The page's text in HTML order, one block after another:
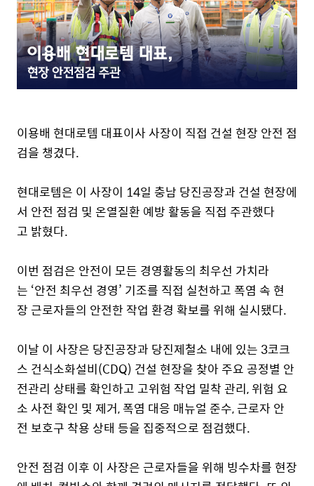
이용배 현대로템 대표이사 사장이 직접 건설 현장 안전 점
검을 챙겼다.
현대로템은 이 사장이 14일 충남 당진공장과 건설 현장에
서 안전 점검 및 온열질환 예방 활동을 직접 주관했다
고 밝혔다.
이번 점검은 안전이 모든 경영활동의 최우선 가치라
는 ‘안전 최우선 경영’ 기조를 직접 실천하고 폭염 속 현
장 근로자들의 안전한 작업 환경 확보를 위해 실시됐다.
이날 이 사장은 당진공장과 당진제철소 내에 있는 3코크
스 건식소화설비(CDQ) 건설 현장을 찾아 주요 공정별 안
전관리 상태를 확인하고 고위험 작업 밀착 관리, 위험 요
소 사전 확인 및 제거, 폭염 대응 매뉴얼 준수, 근로자 안
전 보호구 착용 상태 등을 집중적으로 점검했다.
안전 점검 이후 이 사장은 근로자들을 위해 빙수차를 현장